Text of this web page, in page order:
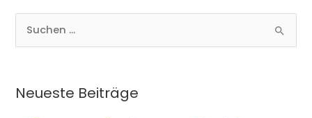
n
Neueste Beiträge